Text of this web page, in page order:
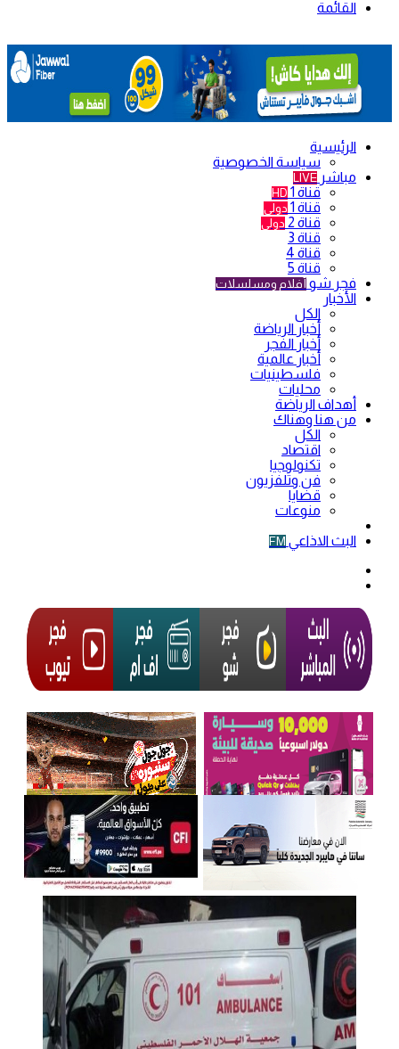
القائمة
الرئيسية
سياسة الخصوصية
مباشر LIVE
قناة 1 HD
قناة 1 دولي
قناة 2 دولي
قناة 3
قناة 4
قناة 5
فجر شو أفلام ومسلسلات
الأخبار
الكل
أخبار الرياضة
أخبار الفجر
أخبار عالمية
فلسطينيات
محليات
أهداف الرياضة
من هنا وهناك
الكل
اقتصاد
تكنولوجيا
فن وتلفزيون
قضايا
منوعات
البث الاذاعي FM